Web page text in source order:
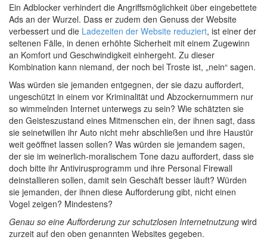
Ein Adblocker verhindert die Angriffsmöglichkeit über eingebettete
Ads an der Wurzel. Dass er zudem den Genuss der Website
verbessert und die Ladezeiten der Website reduziert, ist einer der
seltenen Fälle, in denen erhöhte Sicherheit mit einem Zugewinn
an Komfort und Geschwindigkeit einhergeht. Zu dieser
Kombination kann niemand, der noch bei Troste ist, „nein“ sagen.
Was würden sie jemanden entgegnen, der sie dazu auffordert,
ungeschützt in einem vor Kriminalität und Abzockernummern nur
so wimmelnden Internet unterwegs zu sein? Wie schätzten sie
den Geisteszustand eines Mitmenschen ein, der ihnen sagt, dass
sie seinetwillen ihr Auto nicht mehr abschließen und ihre Haustür
weit geöffnet lassen sollen? Was würden sie jemandem sagen,
der sie im weinerlich-moralischem Tone dazu auffordert, dass sie
doch bitte ihr Antivirusprogramm und ihre Personal Firewall
deinstallieren sollen, damit sein Geschäft besser läuft? Würden
sie jemanden, der ihnen diese Aufforderung gibt, nicht einen
Vogel zeigen? Mindestens?
Genau so eine Aufforderung zur schutzlosen Internetnutzung wird
zurzeit auf den oben genannten Websites gegeben.